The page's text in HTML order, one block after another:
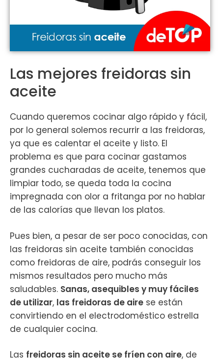
Las mejores freidoras sin
aceite
Cuando queremos cocinar algo rápido y fácil,
por lo general solemos recurrir a las freidoras,
ya que es calentar el aceite y listo. El
problema es que para cocinar gastamos
grandes cucharadas de aceite, tenemos que
limpiar todo, se queda toda la cocina
impregnada con olor a fritanga por no hablar
de las calorías que llevan los platos.
Pues bien, a pesar de ser poco conocidas, con
las freidoras sin aceite también conocidas
como freidoras de aire, podrás conseguir los
mismos resultados pero mucho más
saludables. Sanas, asequibles y muy fáciles
de utilizar, las freidoras de aire se están
convirtiendo en el electrodoméstico estrella
de cualquier cocina.
Las freidoras sin aceite se fríen con aire, de